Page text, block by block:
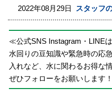
2022年08月29日 スタッフ
≪公式SNS Instagram・LINE
水回りの豆知識や緊急時の応
入れなど、水に関わるお得な
ぜひフォローをお願いします！